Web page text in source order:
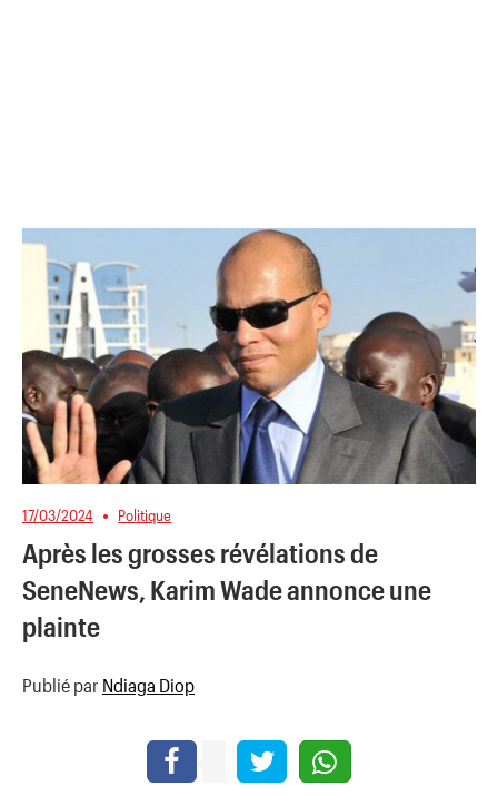
17/03/2024 Politique
Après les grosses révélations de
SeneNews, Karim Wade annonce une
plainte
Publié par Ndiaga Diop